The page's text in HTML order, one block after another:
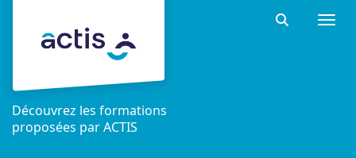
Découvrez les formations
proposées par ACTIS